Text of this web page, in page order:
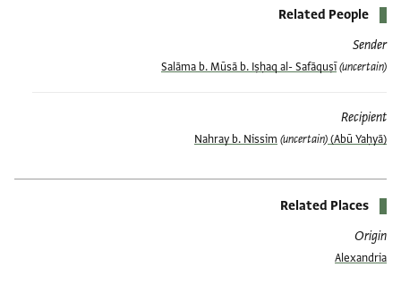
Related People
Sender
Salāma b. Mūsā b. Iṣḥaq al- Safāquṣī (uncertain)
Recipient
(Abū Yaḥyā) Nahray b. Nissim
(uncertain)
Related Places
Origin
Alexandria